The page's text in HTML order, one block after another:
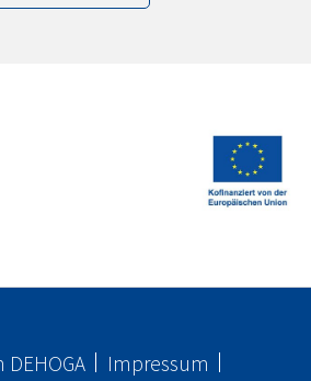
DEHOGA
Impressum